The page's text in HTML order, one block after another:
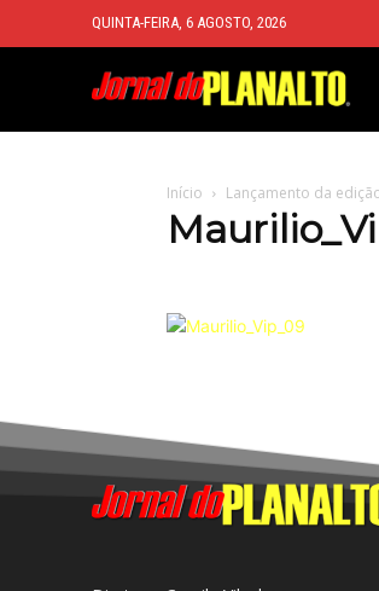
QUINTA-FEIRA, 6 AGOSTO, 2026
Início Lançamento da